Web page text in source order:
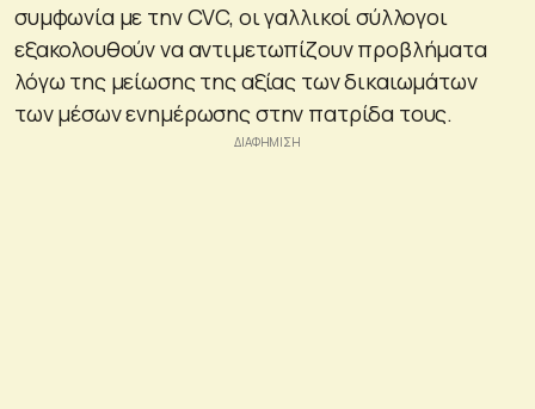
συμφωνία με την CVC, οι γαλλικοί σύλλογοι
εξακολουθούν να αντιμετωπίζουν προβλήματα
λόγω της μείωσης της αξίας των δικαιωμάτων
των μέσων ενημέρωσης στην πατρίδα τους.